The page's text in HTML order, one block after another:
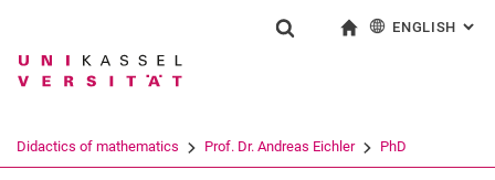
Jump directly to: content
Jump directly to: search
Jump directly to: main
Search term
ENGLISH :
Didactics of mathematics Prof. Dr. Andreas Eichler PhD